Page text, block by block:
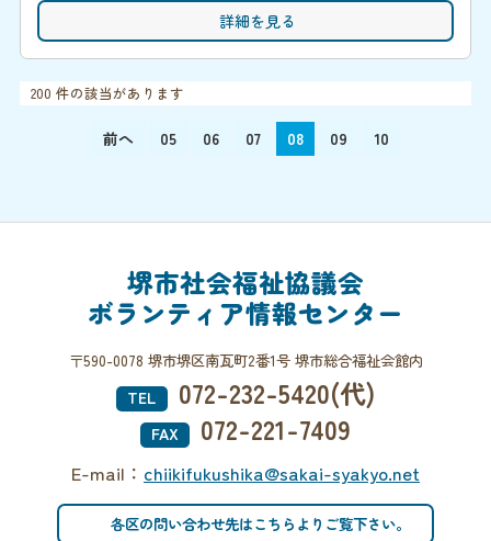
詳細を見る
200 件の該当があります
前へ 05 06 07 08 09 10
堺市社会福祉協議会
ボランティア情報センター
〒590-0078 堺市堺区南瓦町2番1号 堺市総合福祉会館内
TEL
072-232-5420(代)
FAX 072-221-7409
E-mail： chiikifukushika@sakai-syakyo.net
各区の問い合わせ先はこちらよりご覧下さい。